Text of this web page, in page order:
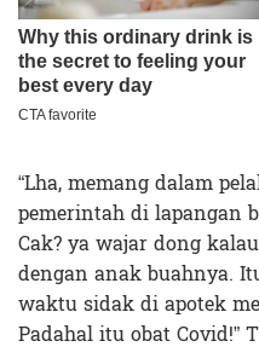
“Lha, memang dalam
pemerintah di lapangan
Cak? ya wajar dong
dengan anak buahnya.
waktu sidak di apotek
Padahal itu obat Covid!”